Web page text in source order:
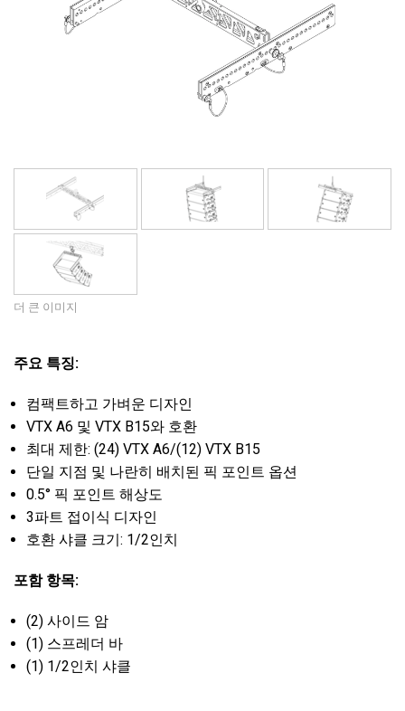
더 큰 이미지
주요 특징:
컴팩트하고 가벼운 디자인
VTX A6 및 VTX B15와 호환
최대 제한: (24) VTX A6/(12) VTX B15
단일 지점 및 나란히 배치된 픽 포인트 옵션
0.5° 픽 포인트 해상도
3파트 접이식 디자인
호환 샤클 크기: 1/2인치
포함 항목:
(2) 사이드 암
(1) 스프레더 바
(1) 1/2인치 샤클